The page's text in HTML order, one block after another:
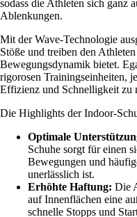
sodass die Athleten sich ganz
Ablenkungen.
Mit der Wave-Technologie
Stöße und treiben den
Bewegungsdynamik bietet.
rigorosen Trainingseinheiten,
Effizienz und Schnelligkeit zu
Die Highlights der Indoor-
Optimale
Schuhe sorgt für einen
Bewegungen und
unerlässlich ist.
Erhöhte Haftung: Die
auf Innenflächen eine
schnelle Stopps und